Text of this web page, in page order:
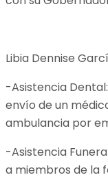
Libia Dennise
-Asistencia
envío de un
ambulancia por
-Asistencia
a miembros de la